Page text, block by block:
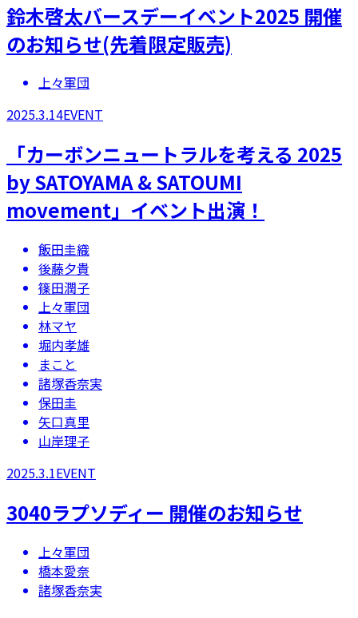
鈴木啓太バースデーイベント2025 開催
のお知らせ(先着限定販売)
上々軍団
2025.3.14EVENT
「カーボンニュートラルを考える 2025
by SATOYAMA & SATOUMI
movement」​イベント出演！
飯田圭織
後藤夕貴
篠田潤子
上々軍団
林マヤ
堀内孝雄
まこと
諸塚香奈実
保田圭
矢口真里
山岸理子
2025.3.1EVENT
3040ラプソディー 開催のお知らせ
上々軍団
橋本愛奈
諸塚香奈実